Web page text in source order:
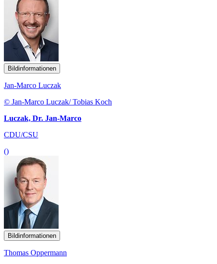
Bildinformationen
Jan-Marco Luczak
© Jan-Marco Luczak/ Tobias Koch
Luczak, Dr. Jan-Marco
CDU/CSU
()
Bildinformationen
Thomas Oppermann